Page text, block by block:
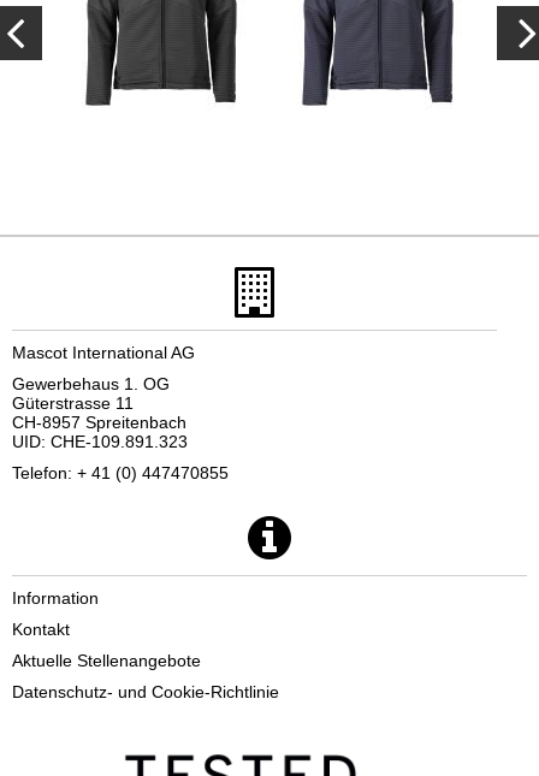
Mascot International AG
Gewerbehaus 1. OG
Güterstrasse 11
CH-8957 Spreitenbach
UID: CHE-109.891.323
Telefon: + 41 (0) 447470855
Information
Kontakt
Aktuelle Stellenangebote
Datenschutz- und Cookie-Richtlinie